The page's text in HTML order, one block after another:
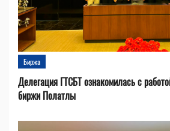
Биржа
Делегация ГТСБТ ознакомилась с
биржи Полатлы